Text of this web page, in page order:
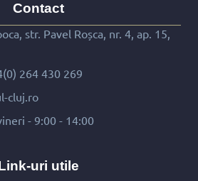
Contact
str. Pavel Roșca, nr. 4, ap. 15,
264 430 269
cluj.ro
- 9:00 - 14:00
uri utile